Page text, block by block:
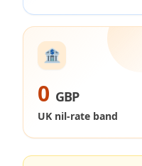
🏦
0 GBP
UK nil-rate band